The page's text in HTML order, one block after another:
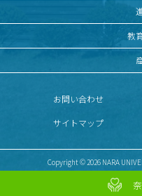
教
お問い合わせ
サイトマップ
Copyright © 2026 NARA